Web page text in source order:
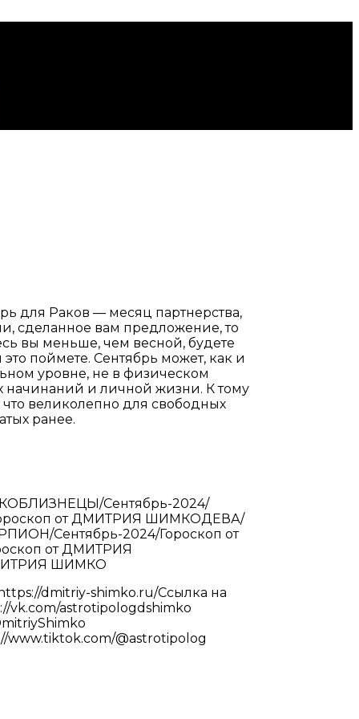
для Раков — месяц партнерства,
сделанное вам предложение, то
вы меньше, чем весной, будете
поймете. Сентябрь может, как и
уровне, не в физическом
начинаний и личной жизни. К тому
великолепно для свободных
ранее.
Сентябрь-2024/
от ДМИТРИЯ ШИМКОДЕВА/
Сентябрь-2024/Гороскоп от
от ДМИТРИЯ
ШИМКО
dmitriy-shimko.ru/Ссылка на
vk.com/astrotipologdshimko
www.tiktok.com/@astrotipolog